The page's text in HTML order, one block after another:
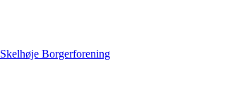
Skelhøje Borgerforening